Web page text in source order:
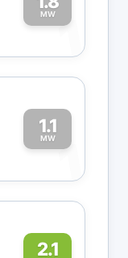
MW1
1.1
MW1
2.1